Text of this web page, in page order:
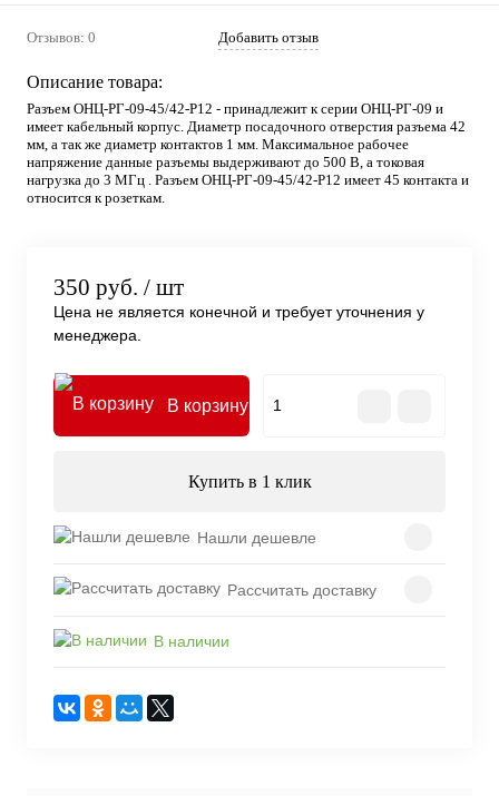
Отзывов: 0 Добавить отзыв
Описание товара:
Разъем ОНЦ-РГ-09-45/42-Р12 - принадлежит к серии ОНЦ-РГ-09 и
имеет кабельный корпус. Диаметр посадочного отверстия разъема 42
мм, а так же диаметр контактов 1 мм. Максимальное рабочее
напряжение данные разъемы выдерживают до 500 В, а токовая
нагрузка до 3 МГц . Разъем ОНЦ-РГ-09-45/42-Р12 имеет 45 контакта и
относится к розеткам.
350 руб. / шт
Цена не является конечной и требует уточнения у
менеджера.
В корзину
Купить в 1 клик
Нашли дешевле
Рассчитать доставку
В наличии